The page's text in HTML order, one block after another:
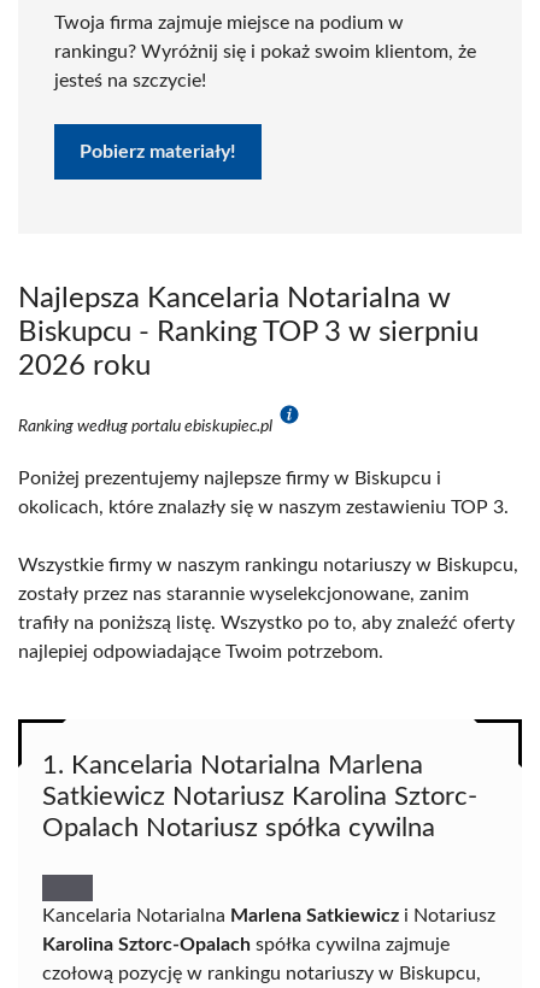
Twoja firma zajmuje miejsce na podium w
rankingu? Wyróżnij się i pokaż swoim klientom, że
jesteś na szczycie!
Pobierz materiały!
Najlepsza Kancelaria Notarialna w
Biskupcu - Ranking TOP 3 w sierpniu
2026 roku
Ranking według portalu ebiskupiec.pl
Poniżej prezentujemy najlepsze firmy w Biskupcu i
okolicach, które znalazły się w naszym zestawieniu TOP 3.
Wszystkie firmy w naszym rankingu notariuszy w Biskupcu,
zostały przez nas starannie wyselekcjonowane, zanim
trafiły na poniższą listę. Wszystko po to, aby znaleźć oferty
najlepiej odpowiadające Twoim potrzebom.
1. Kancelaria Notarialna Marlena
Satkiewicz Notariusz Karolina Sztorc-
Opalach Notariusz spółka cywilna
Kancelaria Notarialna Marlena Satkiewicz i Notariusz
Karolina Sztorc-Opalach spółka cywilna zajmuje
czołową pozycję w rankingu notariuszy w Biskupcu,